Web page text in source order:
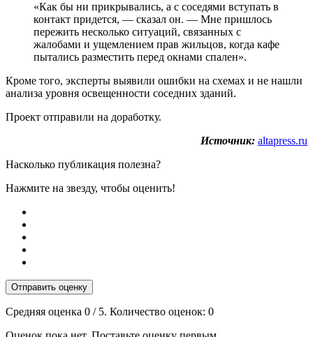
«Как бы ни прикрывались, а с соседями вступать в
контакт придется, — сказал он. — Мне пришлось
пережить несколько ситуаций, связанных с
жалобами и ущемлением прав жильцов, когда кафе
пытались разместить перед окнами спален».
Кроме того, эксперты выявили ошибки на схемах и не нашли
анализа уровня освещенности соседних зданий.
Проект отправили на доработку.
Источник: altapress.ru
Насколько публикация полезна?
Нажмите на звезду, чтобы оценить!
Отправить оценку
Средняя оценка 0 / 5. Количество оценок: 0